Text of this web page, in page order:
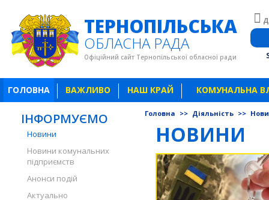
ТЕРНОПІЛЬСЬКА
ОБЛАСНА РАДА
Офіційний сайт Тернопільської обласної ради
ГОЛОВНА ВАЖЛИВО НАШ КРАЙ КОМУНАЛЬНА
ІНФОРМУЄМО
Новини
Новини комунальних
підприємств
Анонси подій
Актуально
Головна >> Діяльність >>
НОВИНИ